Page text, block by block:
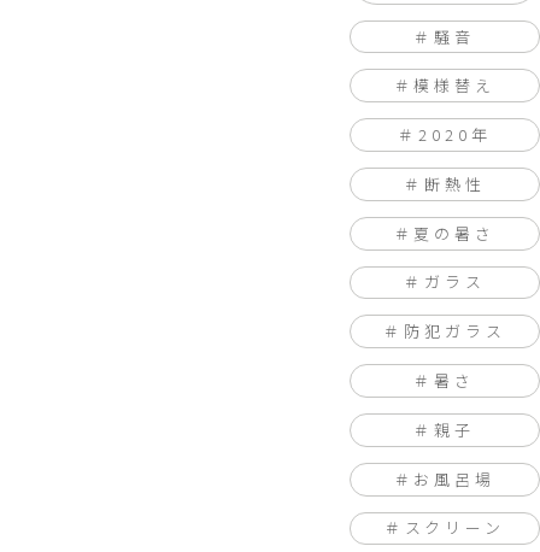
騒音
模様替え
2020年
断熱性
夏の暑さ
ガラス
防犯ガラス
暑さ
親子
お風呂場
スクリーン